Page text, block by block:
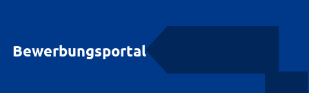
Bewerbungsportal